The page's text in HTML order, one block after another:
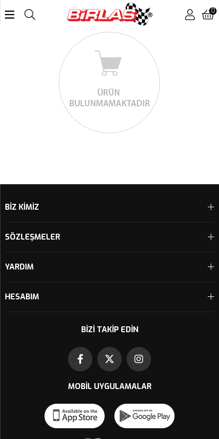
0
BİZ KİMİZ
SÖZLEŞMELER
YARDIM
HESABIM
BIZI TAKIP EDIN
MOBIL UYGULAMALAR